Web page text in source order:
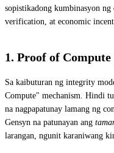
sopistikadong kumbinasyon
verification, at economic
1. Proof of Compute
Sa kaibuturan ng integrity
Compute" mechanism. Hindi
na nagpapatunay lamang ng
Gensyn na patunayan ang
larangan, ngunit karaniwang